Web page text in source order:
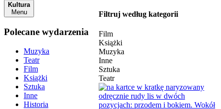
Kultura
Menu
Polecane wydarzenia
Muzyka
Teatr
Film
Książki
Sztuka
Inne
Historia
Filtruj według kategorii
Film
Książki
Muzyka
Inne
Sztuka
Teatr